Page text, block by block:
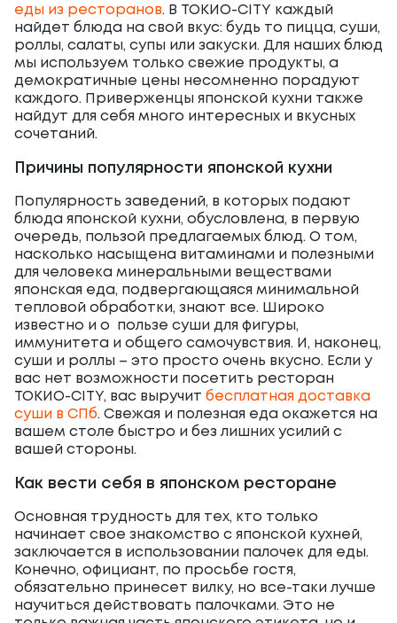
еды из ресторанов. В ТОКИО-CITY каждый
найдет блюда на свой вкус: будь то пицца, суши,
роллы, салаты, супы или закуски. Для наших блюд
мы используем только свежие продукты, а
демократичные цены несомненно порадуют
каждого. Приверженцы японской кухни также
найдут для себя много интересных и вкусных
сочетаний.
Причины популярности японской кухни
Популярность заведений, в которых подают
блюда японской кухни, обусловлена, в первую
очередь, пользой предлагаемых блюд. О том,
насколько насыщена витаминами и полезными
для человека минеральными веществами
японская еда, подвергающаяся минимальной
тепловой обработки, знают все. Широко
известно и о пользе суши для фигуры,
иммунитета и общего самочувствия. И, наконец,
суши и роллы – это просто очень вкусно. Если у
вас нет возможности посетить ресторан
ТОКИО-CITY, вас выручит бесплатная доставка
суши в СПб. Свежая и полезная еда окажется на
вашем столе быстро и без лишних усилий с
вашей стороны.
Как вести себя в японском ресторане
Основная трудность для тех, кто только
начинает свое знакомство с японской кухней,
заключается в использовании палочек для еды.
Конечно, официант, по просьбе гостя,
обязательно принесет вилку, но все-таки лучше
научиться действовать палочками. Это не